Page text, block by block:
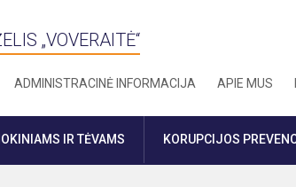
„VOVERAITĖ“
ADMINISTRACINĖ INFORMACIJA APIE MUS
IR TĖVAMS KORUPCIJOS